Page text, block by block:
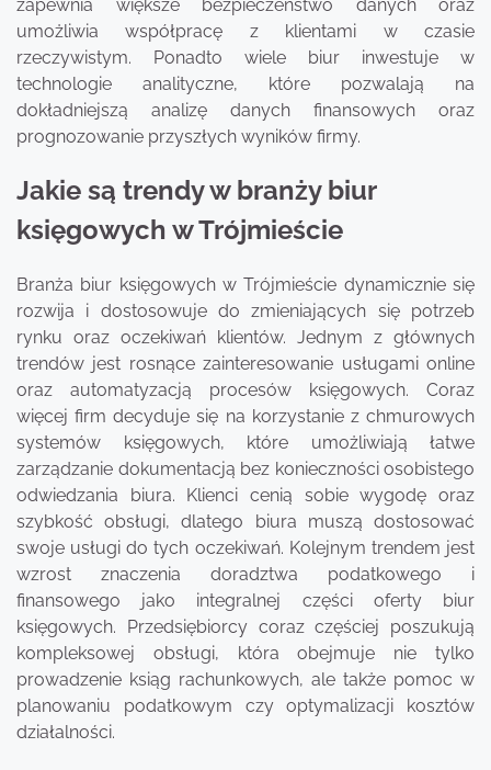
zapewnia większe bezpieczeństwo danych oraz
umożliwia współpracę z klientami w czasie
rzeczywistym. Ponadto wiele biur inwestuje w
technologie analityczne, które pozwalają na
dokładniejszą analizę danych finansowych oraz
prognozowanie przyszłych wyników firmy.
Jakie są trendy w branży biur
księgowych w Trójmieście
Branża biur księgowych w Trójmieście dynamicznie się
rozwija i dostosowuje do zmieniających się potrzeb
rynku oraz oczekiwań klientów. Jednym z głównych
trendów jest rosnące zainteresowanie usługami online
oraz automatyzacją procesów księgowych. Coraz
więcej firm decyduje się na korzystanie z chmurowych
systemów księgowych, które umożliwiają łatwe
zarządzanie dokumentacją bez konieczności osobistego
odwiedzania biura. Klienci cenią sobie wygodę oraz
szybkość obsługi, dlatego biura muszą dostosować
swoje usługi do tych oczekiwań. Kolejnym trendem jest
wzrost znaczenia doradztwa podatkowego i
finansowego jako integralnej części oferty biur
księgowych. Przedsiębiorcy coraz częściej poszukują
kompleksowej obsługi, która obejmuje nie tylko
prowadzenie ksiąg rachunkowych, ale także pomoc w
planowaniu podatkowym czy optymalizacji kosztów
działalności.